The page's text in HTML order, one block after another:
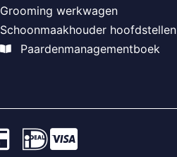
Grooming werkwagen
Schoonmaakhouder hoofdstellen
Paardenmanagementboek